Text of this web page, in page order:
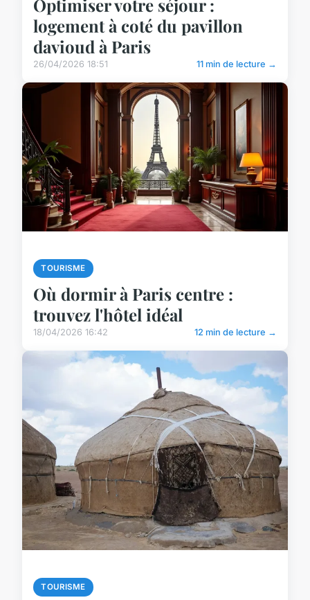
Optimiser votre séjour :
logement à coté du pavillon
davioud à Paris
26/04/2026 18:51 11 min de lecture →
TOURISME
Où dormir à Paris centre :
trouvez l'hôtel idéal
18/04/2026 16:42 12 min de lecture →
TOURISME